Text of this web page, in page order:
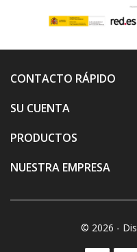
CONTACTO RÁPIDO
SU CUENTA
PRODUCTOS
NUESTRA EMPRESA
© 2026 -